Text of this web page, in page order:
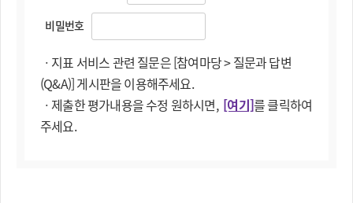
비밀번호
ㆍ지표 서비스 관련 질문은 [참여마당 > 질문과 답변
(Q&A)] 게시판을 이용해주세요.
ㆍ제출한 평가내용을 수정 원하시면, [여기]를 클릭하여
주세요.